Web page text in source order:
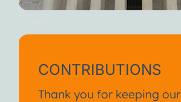
CONTRIBUTIONS
Thank you for keeping our